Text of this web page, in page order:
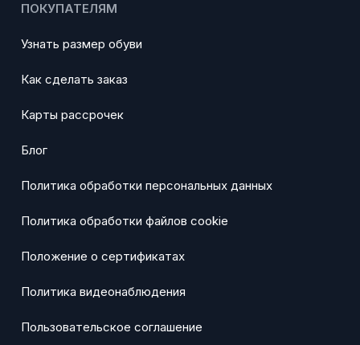
ПОКУПАТЕЛЯМ
Узнать размер обуви
Как сделать заказ
Карты рассрочек
Блог
Политика обработки персональных данных
Политика обработки файлов cookie
Положение о сертификатах
Политика видеонаблюдения
Пользовательское соглашение